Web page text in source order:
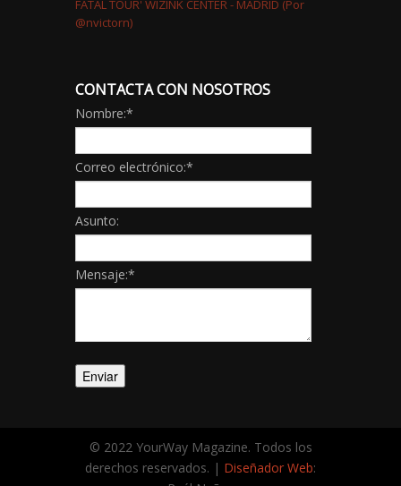
CONTACTA CON NOSOTROS
Nombre:*
Correo electrónico:*
Asunto:
Mensaje:*
© 2022 YourWay Magazine. Todos los
derechos reservados. | Diseñador Web: